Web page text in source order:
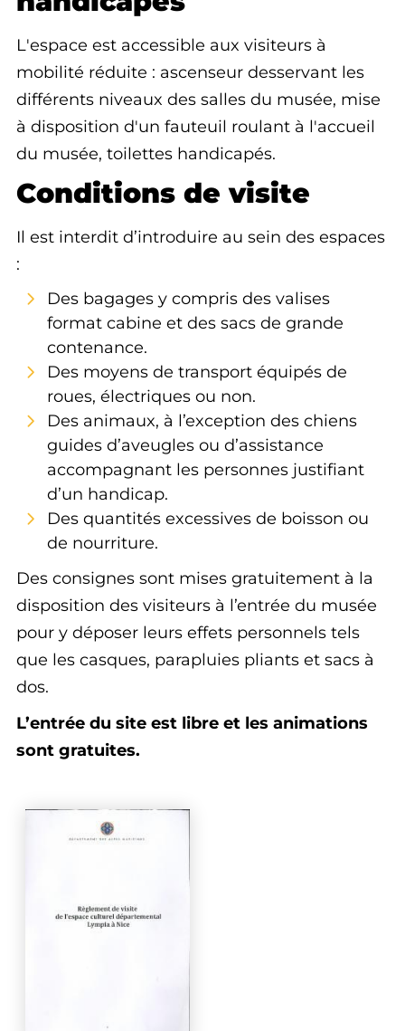
L'espace est accessible aux visiteurs à
mobilité réduite : ascenseur desservant les
différents niveaux des salles du musée, mise
à disposition d'un fauteuil roulant à l'accueil
du musée, toilettes handicapés.
Conditions de visite
Il est interdit d’introduire au sein des espaces
:
Des bagages y compris des valises
format cabine et des sacs de grande
contenance.
Des moyens de transport équipés de
roues, électriques ou non.
Des animaux, à l’exception des chiens
guides d’aveugles ou d’assistance
accompagnant les personnes justifiant
d’un handicap.
Des quantités excessives de boisson ou
de nourriture.
Des consignes sont mises gratuitement à la
disposition des visiteurs à l’entrée du musée
pour y déposer leurs effets personnels tels
que les casques, parapluies pliants et sacs à
dos.
L’entrée du site est libre et les animations
sont gratuites.